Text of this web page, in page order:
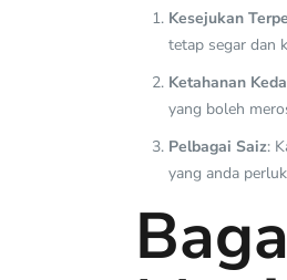
Kesejukan
tetap segar dan
Ketahanan
yang boleh
Pelbagai Saiz:
yang anda